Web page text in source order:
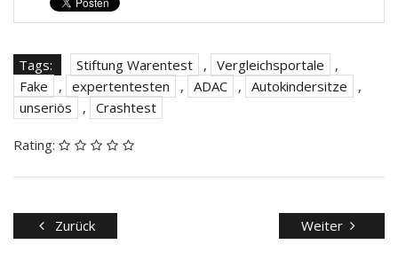
Tags: Stiftung Warentest , Vergleichsportale
,
Fake
, expertentesten , ADAC , Autokindersitze
,
unseriös
, Crashtest
Rating:
Zurück Weiter